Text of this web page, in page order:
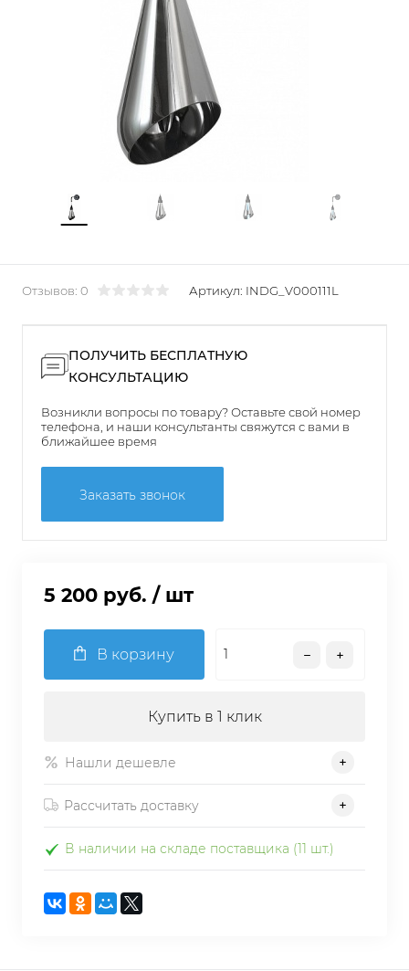
Отзывов: 0 Артикул: INDG_V000111L
ПОЛУЧИТЬ БЕСПЛАТНУЮ
КОНСУЛЬТАЦИЮ
Возникли вопросы по товару? Оставьте свой номер
телефона, и наши консультанты свяжутся с вами в
ближайшее время
Заказать звонок
5 200 руб. / шт
В корзину
Купить в 1 клик
Нашли дешевле
Рассчитать доставку
В наличии на складе поставщика (11 шт.)